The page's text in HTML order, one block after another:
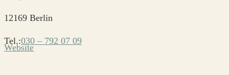
12169 Berlin
Tel.:030 – 792 07 09
Website